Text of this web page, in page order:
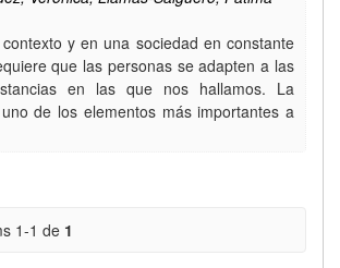
y en una sociedad en constante
que las personas se adapten a las
en las que nos hallamos. La
de los elementos más importantes a
1-1 de 1